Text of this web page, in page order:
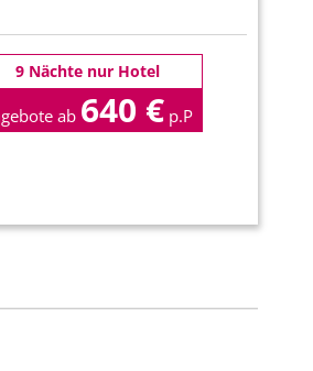
9 Nächte nur Hotel
ab 640 € p.P